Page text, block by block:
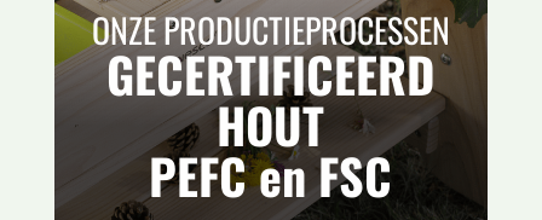
ONZE PRODUCTIEPROCESSEN
GECERTIFICEERD
HOUT
PEFC en FSC